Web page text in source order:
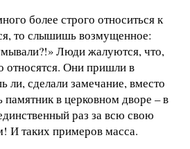
более строго относиться к
то слышишь возмущенное:
Люди жалуются, что,
относятся. Они пришли в
ли, сделали замечание, вместо
памятник в церковном дворе – в
раз за всю свою
И таких примеров масса.